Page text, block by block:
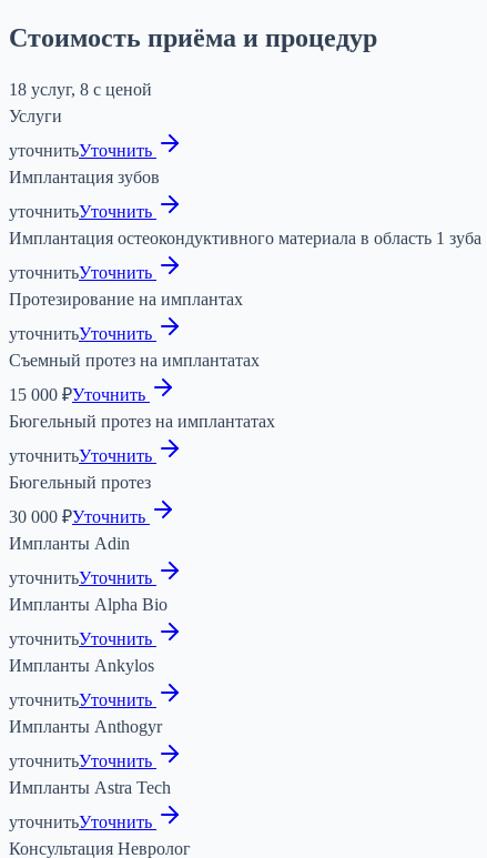
Стоимость приёма и процедур
18 услуг, 8 с ценой
Услуги
уточнитьУточнить
Имплантация зубов
уточнитьУточнить
Имплантация остеокондуктивного материала в область 1 зуба
уточнитьУточнить
Протезирование на имплантах
уточнитьУточнить
Съемный протез на имплантатах
15 000 ₽Уточнить
Бюгельный протез на имплантатах
уточнитьУточнить
Бюгельный протез
30 000 ₽Уточнить
Импланты Adin
уточнитьУточнить
Импланты Alpha Bio
уточнитьУточнить
Импланты Ankylos
уточнитьУточнить
Импланты Anthogyr
уточнитьУточнить
Импланты Astra Tech
уточнитьУточнить
Консультация Невролог